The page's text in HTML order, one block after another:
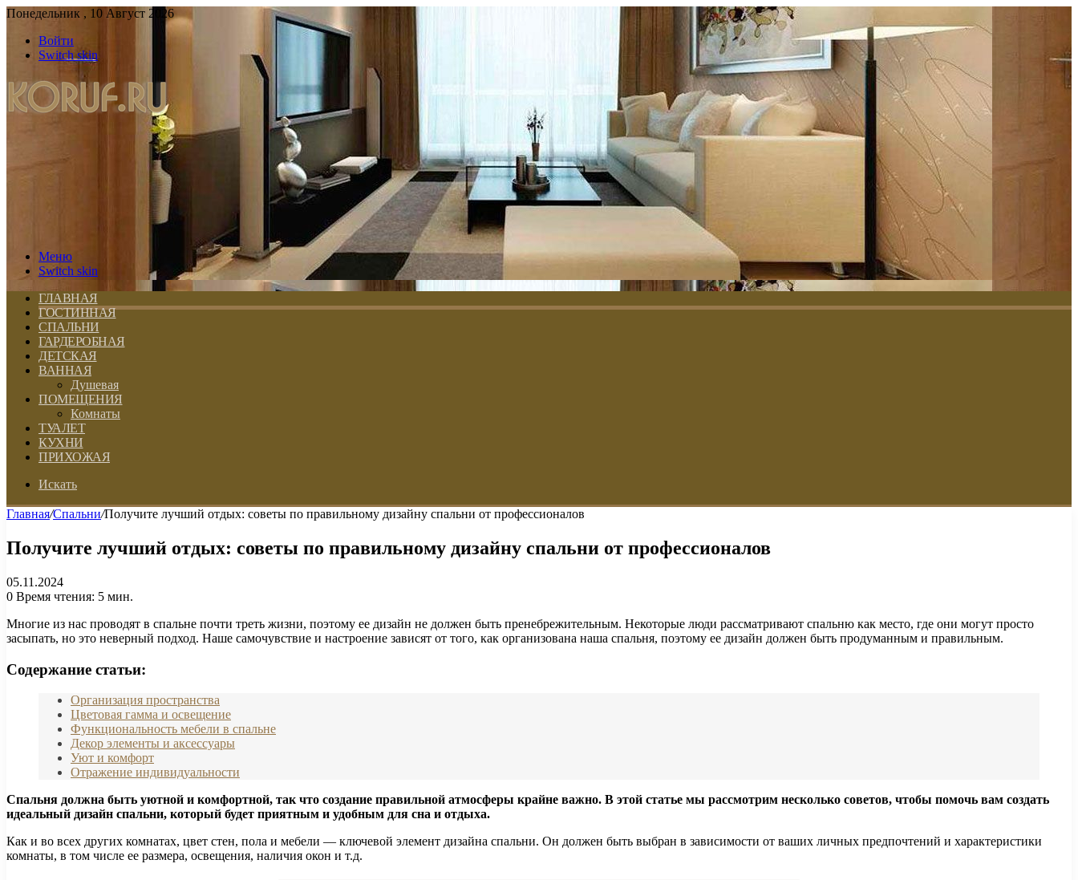
Понедельник , 10 Август 2026
Войти
Switch skin
Меню
Switch skin
ГЛАВНАЯ
ГОСТИННАЯ
СПАЛЬНИ
ГАРДЕРОБНАЯ
ДЕТСКАЯ
ВАННАЯ
Душевая
ПОМЕЩЕНИЯ
Комнаты
ТУАЛЕТ
КУХНИ
ПРИХОЖАЯ
Искать
Главная/Спальни/Получите лучший отдых: советы по правильному дизайну спальни от профессионалов
Получите лучший отдых: советы по правильному дизайну спальни от профессионалов
05.11.2024
0 Время чтения: 5 мин.
Многие из нас проводят в спальне почти треть жизни, поэтому ее дизайн не должен быть пренебрежительным. Некоторые люди рассматривают спальню как место, где они могут просто
засыпать, но это неверный подход. Наше самочувствие и настроение зависят от того, как организована наша спальня, поэтому ее дизайн должен быть продуманным и правильным.
Содержание статьи:
Организация пространства
Цветовая гамма и освещение
Функциональность мебели в спальне
Декор элементы и аксессуары
Уют и комфорт
Отражение индивидуальности
Спальня должна быть уютной и комфортной, так что создание правильной атмосферы крайне важно. В этой статье мы рассмотрим несколько советов, чтобы помочь вам создать
идеальный дизайн спальни, который будет приятным и удобным для сна и отдыха.
Как и во всех других комнатах, цвет стен, пола и мебели — ключевой элемент дизайна спальни. Он должен быть выбран в зависимости от ваших личных предпочтений и характеристики
комнаты, в том числе ее размера, освещения, наличия окон и т.д.